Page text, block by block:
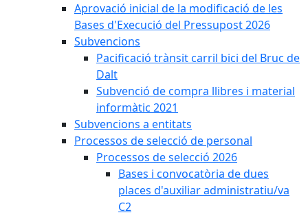
Aprovació inicial de la modificació de les
Bases d'Execució del Pressupost 2026
Subvencions
Pacificació trànsit carril bici del Bruc de
Dalt
Subvenció de compra llibres i material
informàtic 2021
Subvencions a entitats
Processos de selecció de personal
Processos de selecció 2026
Bases i convocatòria de dues
places d'auxiliar administratiu/va
C2